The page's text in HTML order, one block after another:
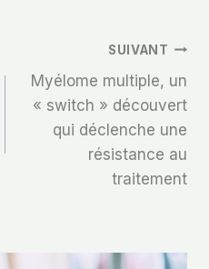
SUIVANT
Myélome multiple, un
« switch » découvert
qui déclenche une
résistance au
traitement